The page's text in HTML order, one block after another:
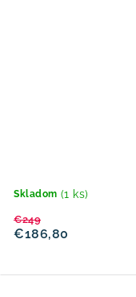
Skladom (1 ks)
€186,80
€249